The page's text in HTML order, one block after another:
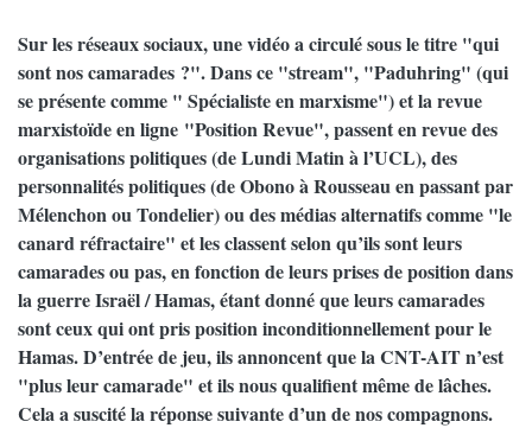
Sur les réseaux sociaux, une vidéo a circulé sous le titre "qui
sont nos camarades ?". Dans ce "stream", "Paduhring" (qui
se présente comme " Spécialiste en marxisme") et la revue
marxistoïde en ligne "Position Revue", passent en revue des
organisations politiques (de Lundi Matin à l’UCL), des
personnalités politiques (de Obono à Rousseau en passant par
Mélenchon ou Tondelier) ou des médias alternatifs comme "le
canard réfractaire" et les classent selon qu’ils sont leurs
camarades ou pas, en fonction de leurs prises de position dans
la guerre Israël / Hamas, étant donné que leurs camarades
sont ceux qui ont pris position inconditionnellement pour le
Hamas. D’entrée de jeu, ils annoncent que la CNT-AIT n’est
"plus leur camarade" et ils nous qualifient même de lâches.
Cela a suscité la réponse suivante d’un de nos compagnons.